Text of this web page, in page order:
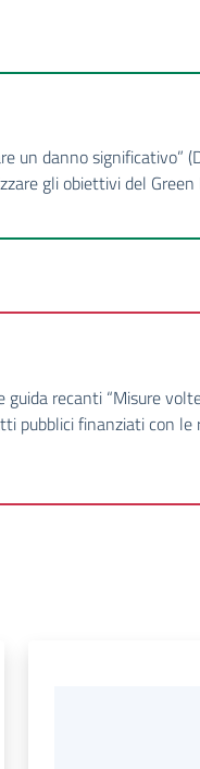
un danno significativo”
gli obiettivi del Green
recanti “Misure
pubblici finanziati con le